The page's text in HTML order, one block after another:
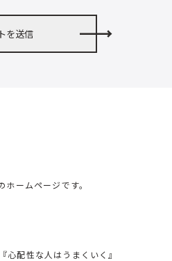
ホームページです。
心配性な人はうまくいく』